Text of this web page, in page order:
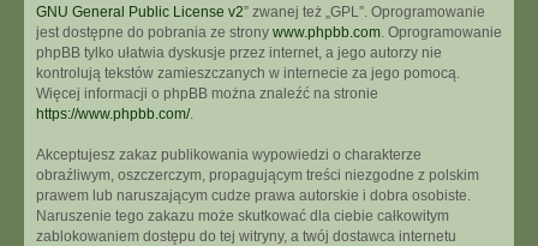
GNU General Public License v2” zwanej też „GPL”. Oprogramowanie
jest dostępne do pobrania ze strony www.phpbb.com. Oprogramowanie
phpBB tylko ułatwia dyskusje przez internet, a jego autorzy nie
kontrolują tekstów zamieszczanych w internecie za jego pomocą.
Więcej informacji o phpBB można znaleźć na stronie
https://www.phpbb.com/.
Akceptujesz zakaz publikowania wypowiedzi o charakterze
obraźliwym, oszczerczym, propagującym treści niezgodne z polskim
prawem lub naruszającym cudze prawa autorskie i dobra osobiste.
Naruszenie tego zakazu może skutkować dla ciebie całkowitym
zablokowaniem dostępu do tej witryny, a twój dostawca internetu